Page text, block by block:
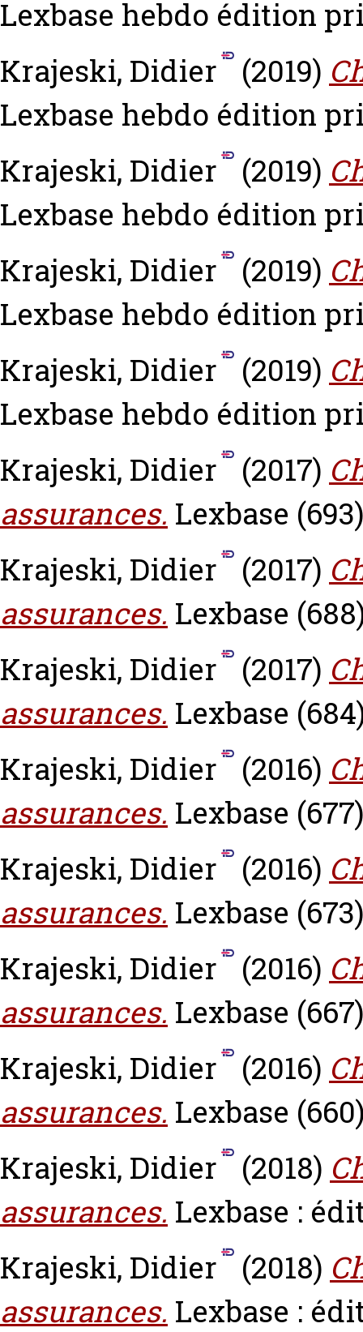
Lexbase hebdo édition
Krajeski, Didier
(2019)
Lexbase hebdo édition
Krajeski, Didier
(2019)
Lexbase hebdo édition
Krajeski, Didier
(2019)
Lexbase hebdo édition
Krajeski, Didier
(2019)
Lexbase hebdo édition
Krajeski, Didier
(2017)
assurances. Lexbase
Krajeski, Didier
(2017)
assurances. Lexbase
Krajeski, Didier
(2017)
assurances. Lexbase
Krajeski, Didier
(2016)
assurances. Lexbase
Krajeski, Didier
(2016)
assurances. Lexbase
Krajeski, Didier
(2016)
assurances. Lexbase
Krajeski, Didier
(2016)
assurances. Lexbase
Krajeski, Didier
(2018)
assurances. Lexbase :
Krajeski, Didier
(2018)
assurances. Lexbase :